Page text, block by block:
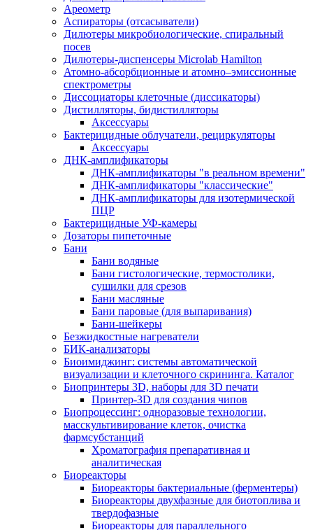
Ареометр
Аспираторы (отсасыватели)
Дилютеры микробиологические, спиральный
посев
Дилютеры-диспенсеры Microlab Hamilton
Атомно-абсорбционные и атомно–эмиссионные
спектрометры
Диссоциаторы клеточные (диссикаторы)
Дистилляторы, бидистилляторы
Аксессуары
Бактерицидные облучатели, рециркуляторы
Аксессуары
ДНК-амплификаторы
ДНК-амплификаторы "в реальном времени"
ДНК-амплификаторы "классические"
ДНК-амплификаторы для изотермической
ПЦР
Бактерицидные УФ-камеры
Дозаторы пипеточные
Бани
Бани водяные
Бани гистологические, термостолики,
сушилки для срезов
Бани масляные
Бани паровые (для выпаривания)
Бани-шейкеры
Безжидкостные нагреватели
БИК-анализаторы
Биоимиджинг: системы автоматической
визуализации и клеточного скрининга. Каталог
Биопринтеры 3D, наборы для 3D печати
Принтер-3D для создания чипов
Биопроцессинг: одноразовые технологии,
масскультивирование клеток, очистка
фармсубстанций
Хроматография препаративная и
аналитическая
Биореакторы
Биореакторы бактериальные (ферментеры)
Биореакторы двухфазные для биотоплива и
твердофазные
Биореакторы для параллельного